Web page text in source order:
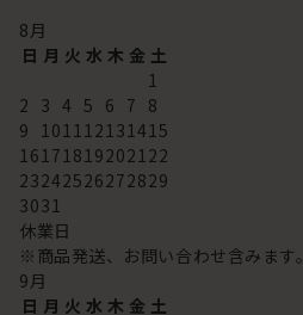
8 月
日 月 火 水 木 金 土
1
2 3 4 5 6 7 8
9
10 11 12 13 14 15
16 17 18 192021 22
23242526272829
3031
休業日
※商品発送、お問い合わせ含みます。
9 月
日 月 火 水 木 金 土